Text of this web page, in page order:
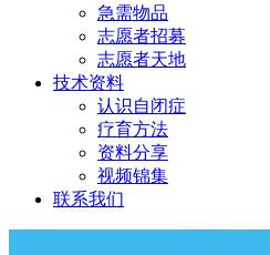
急需物品
志愿者招募
志愿者天地
技术资料
认识自闭症
疗育方法
资料分享
视频锦集
联系我们